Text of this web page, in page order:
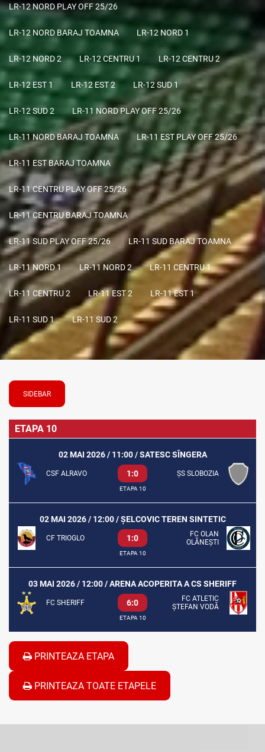
LR-12 NORD PLAY OFF 25/26
LR-12 NORD BARAJ TOAMNA LR-12 NORD 1
LR-12 NORD 2 LR-12 CENTRU 1 LR-12 CENTRU 2
LR-12 EST 1 LR-12 EST 2 LR-12 SUD 1
LR-12 SUD 2 LR-11 NORD PLAY OFF 25/26
LR-11 NORD BARAJ TOAMNA LR-11 EST PLAY OFF 25/26
LR-11 EST BARAJ TOAMNA
LR-11 CENTRU PLAY OFF 25/26
LR-11 CENTRU BARAJ TOAMNA
LR-11 SUD PLAY OFF 25/26 LR-11 SUD BARAJ TOAMNA
LR-11 NORD 1 LR-11 NORD 2 LR-11 CENTRU 1
LR-11 CENTRU 2 LR-11 EST 2 LR-11 EST 1
LR-11 SUD 1 LR-11 SUD 2
SIDEBAR
ETAPA 10
02 MAI 2026 / 11:00 / SATESC SÎNGERA
CSF ALRAVO 1:0 ȘS SLOBOZIA
ETAPA 10
02 MAI 2026 / 12:00 / ȘELCOVIC TEREN SINTETIC
CF TRIOGLO 1:0
FC OLAN
OLĂNEȘTI
ETAPA 10
03 MAI 2026 / 12:00 / ARENA ACOPERITA A CS SHERIFF
FC SHERIFF 6:0
FC ATLETIC
ȘTEFAN VODĂ
ETAPA 10
PRINTEAZA ETAPA
PRINTEAZA TOATE ETAPELE